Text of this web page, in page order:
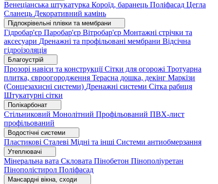
Венеціанська штукатурка Короїд, баранець Поліфасад Цегла
Сланець Декоративний камінь
Підпокрівельні плівки та мембрани
Гідробар'єр Паробар'єр Вітробар'єр Монтажні стрічки та
аксесуари Дренажні та профільовані мембрани Відсічна
гідроізоляція
Благоустрій
Прозорі навіси та конструкціїСітки для огорожі Тротуарна
плитка, євроогородження Терасна дошка, декінг Маркізи
(Сонцезахисні системи) Дренажні системи Сітка рабиця
Штукатурні сітки
Полікарбонат
Стільниковий Монолітний Профільований ПВХ-лист
профільований
Водостічні системи
Пластикові Сталеві Мідні та інші Системи антиобмерзання
Утеплювачі
Мінеральна вата Скловата Пінобетон Пінополіуретан
Пінополістирол Поліфасад
Мансардні вікна, сходи